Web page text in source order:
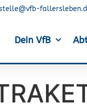
Dein VfB